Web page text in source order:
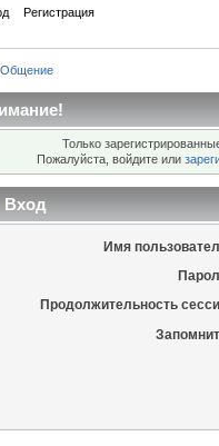
Регистрация
Общение
Только
Пожалуйста, войдите или
Вход
Имя
Продолжительность